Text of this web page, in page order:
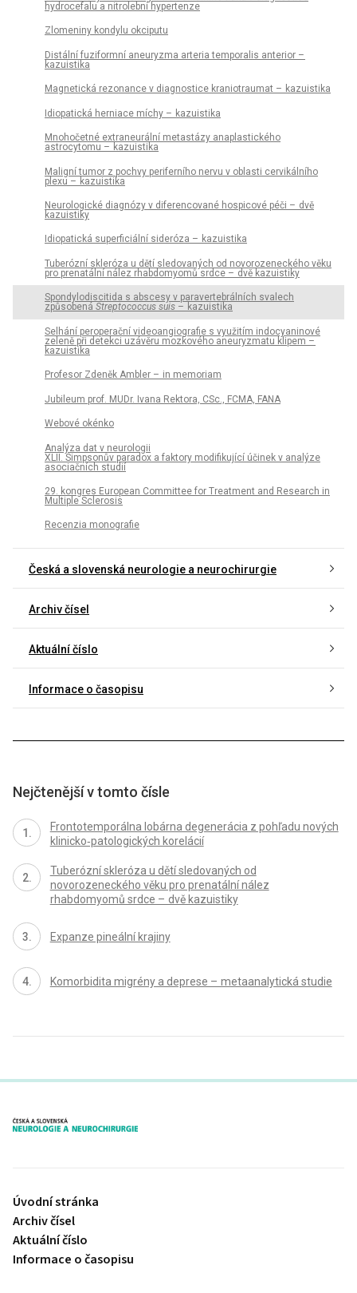
hydrocefalu a nitrolební hypertenze
Zlomeniny kondylu okciputu
Distální fuziformní aneuryzma arteria temporalis anterior –
kazuistika
Magnetická rezonance v dia­gnostice kraniotraumat – kazuistika
Idiopatická herniace míchy – kazuistika
Mnohočetné extraneurální metastázy anaplastického
astrocytomu – kazuistika
Maligní tumor z pochvy periferního nervu v oblasti cervikálního
plexu – kazuistika
Neurologické dia­gnózy v diferencované hospicové péči – dvě
kazuistiky
Idiopatická superficiální sideróza – kazuistika
Tuberózní skleróza u dětí sledovaných od novorozeneckého věku
pro prenatální nález rhabdomyomů srdce – dvě kazuistiky
Spondylodiscitida s abscesy v paravertebrálních svalech
způsobená Streptococcus suis – kazuistika
Selhání peroperační videoangiografie s využitím indocyaninové
zeleně při detekci uzávěru mozkového aneuryzmatu klipem –
kazuistika
Profesor Zdeněk Ambler – in memoriam
Jubileum prof. MUDr. Ivana Rektora, CSc., FCMA, FANA
Webové okénko
Analýza dat v neurologii
XLII. Simpsonův paradox a faktory modifikující účinek v analýze
asociačních studií
29. kongres European Committee for Treatment and Research in
Multiple Sclerosis
Recenzia monografie
Česká a slovenská neurologie a neurochirurgie
Archiv čísel
Aktuální číslo
Informace o časopisu
Nejčtenější v tomto čísle
Frontotemporálna lobárna degenerácia z pohľadu nových
klinicko‑patologických korelácií
Tuberózní skleróza u dětí sledovaných od
novorozeneckého věku pro prenatální nález
rhabdomyomů srdce – dvě kazuistiky
Expanze pineální krajiny
Komorbidita migrény a deprese – metaanalytická studie
proLékaře.cz
Úvodní stránka
Archiv čísel
Aktuální číslo
Informace o časopisu